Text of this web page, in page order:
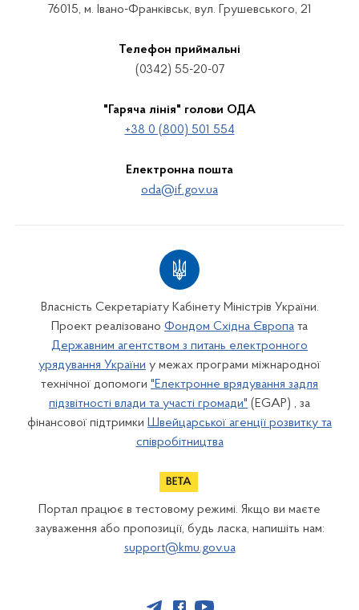
76015, м. Івано-Франківськ, вул. Грушевського, 21
Телефон приймальні
(0342) 55-20-07
"Гаряча лінія" голови ОДА
+38 0 (800) 501 554
Електронна пошта
oda@if.gov.ua
Власність Секретаріату Кабінету Міністрів України.
Проект реалізовано Фондом Східна Європа та
Державним агентством з питань електронного
урядування України у межах програми міжнародної
технічної допомоги "Електронне врядування задля
підзвітності влади та участі громади" (EGAP) , за
фінансової підтримки Швейцарської агенції розвитку та
співробітництва
Портал працює в тестовому режимі. Якщо ви маєте
зауваження або пропозиції, будь ласка, напишіть нам:
support@kmu.gov.ua